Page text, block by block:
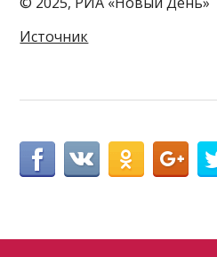
Источник